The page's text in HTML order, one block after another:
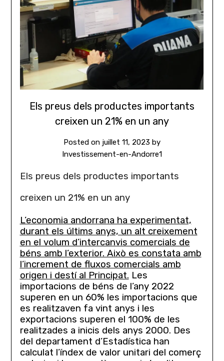
Els preus dels productes importants
creixen un 21% en un any
Posted on juillet 11, 2023 by
Investissement-en-Andorre1
Els preus dels productes importants
creixen un 21% en un any
L’economia andorrana ha experimentat,
durant els últims anys, un alt creixement
en el volum d’intercanvis comercials de
béns amb l’exterior. Això es constata amb
l’increment de fluxos comercials amb
origen i destí al Principat. Les
importacions de béns de l’any 2022
superen en un 60% les importacions que
es realitzaven fa vint anys i les
exportacions superen el 100% de les
realitzades a inicis dels anys 2000. Des
del departament d’Estadística han
calculat l’índex de valor unitari del comerç